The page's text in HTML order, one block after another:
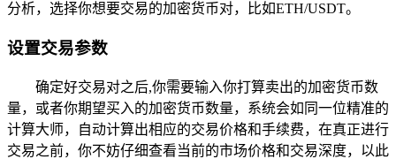
分析，选择你想要交易的加密货币对，比如ETH/USDT。
设置交易参数
确定好交易对之后,你需要输入你打算卖出的加密货币数
量，或者你期望买入的加密货币数量，系统会如同一位精准的
计算大师，自动计算出相应的交易价格和手续费，在真正进行
交易之前，你不妨仔细查看当前的市场价格和交易深度，以此